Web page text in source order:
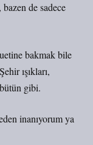
de sadece
bakmak bile
ışıkları,
gibi.
inanıyorum ya